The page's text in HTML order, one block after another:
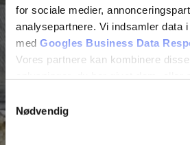
for sociale medier,
analysepartnere. Vi indsamler data
med Googles Business Data
Vores partnere kan kombinere
Nødvendig